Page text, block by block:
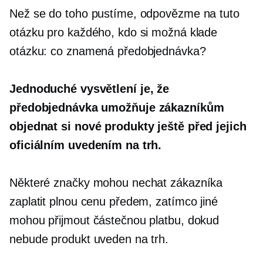
Než se do toho pustíme, odpovězme na tuto
otázku pro každého, kdo si možná klade
otázku: co znamená předobjednávka?
Jednoduché vysvětlení je, že
předobjednávka umožňuje zákazníkům
objednat si nové produkty ještě před jejich
oficiálním uvedením na trh.
Některé značky mohou nechat zákazníka
zaplatit plnou cenu předem, zatímco jiné
mohou přijmout částečnou platbu, dokud
nebude produkt uveden na trh.